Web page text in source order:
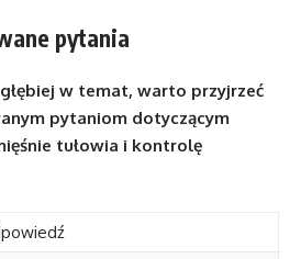
pytania
w temat, warto przyjrzeć
pytaniom dotyczącym
tułowia i kontrolę